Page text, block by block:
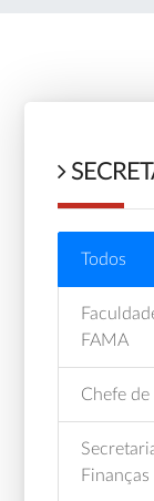
Todos
FAMA
Chefe
Finanças